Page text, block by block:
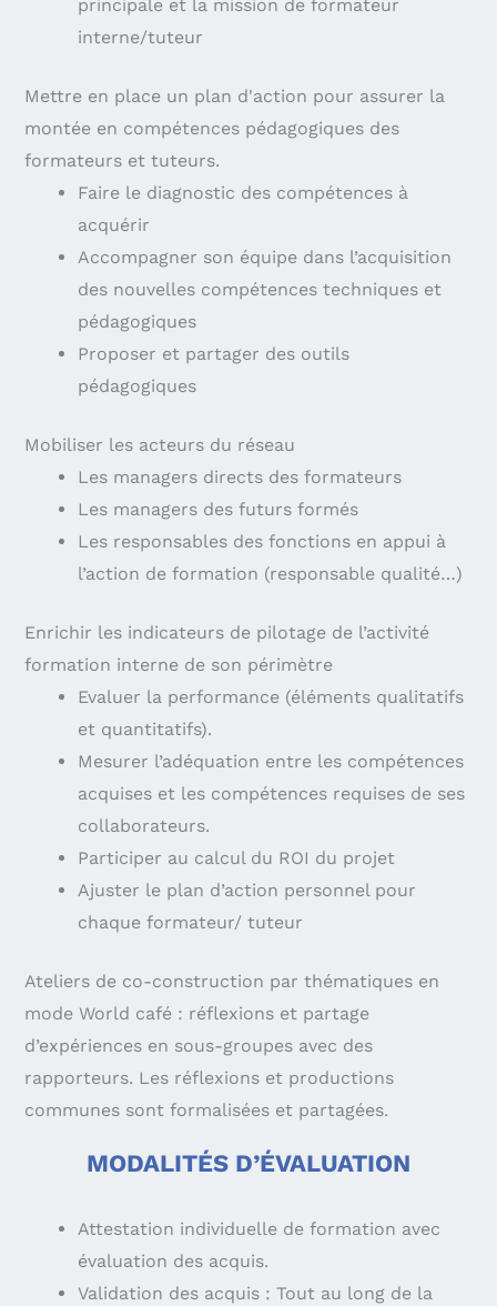
principale et la mission de formateur
interne/tuteur
Mettre en place un plan d'action pour assurer la
montée en compétences pédagogiques des
formateurs et tuteurs.
Faire le diagnostic des compétences à
acquérir
Accompagner son équipe dans l’acquisition
des nouvelles compétences techniques et
pédagogiques
Proposer et partager des outils
pédagogiques
Mobiliser les acteurs du réseau
Les managers directs des formateurs
Les managers des futurs formés
Les responsables des fonctions en appui à
l’action de formation (responsable qualité…)
Enrichir les indicateurs de pilotage de l’activité
formation interne de son périmètre
Evaluer la performance (éléments qualitatifs
et quantitatifs).
Mesurer l’adéquation entre les compétences
acquises et les compétences requises de ses
collaborateurs.
Participer au calcul du ROI du projet
Ajuster le plan d’action personnel pour
chaque formateur/ tuteur
Ateliers de co-construction par thématiques en
mode World café : réflexions et partage
d’expériences en sous-groupes avec des
rapporteurs. Les réflexions et productions
communes sont formalisées et partagées.
MODALITÉS D’ÉVALUATION
Attestation individuelle de formation avec
évaluation des acquis.
Validation des acquis : Tout au long de la